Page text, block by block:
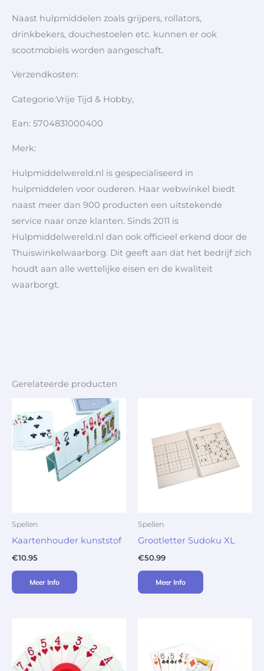
Naast hulpmiddelen zoals grijpers, rollators,
drinkbekers, douchestoelen etc. kunnen er ook
scootmobiels worden aangeschaft.
Verzendkosten:
Categorie:Vrije Tijd & Hobby,
Ean: 5704831000400
Merk:
Hulpmiddelwereld.nl is gespecialiseerd in
hulpmiddelen voor ouderen. Haar webwinkel biedt
naast meer dan 900 producten een uitstekende
service naar onze klanten. Sinds 2011 is
Hulpmiddelwereld.nl dan ook officieel erkend door de
Thuiswinkelwaarborg. Dit geeft aan dat het bedrijf zich
houdt aan alle wettelijke eisen en de kwaliteit
waarborgt.
Gerelateerde producten
Spellen
Kaartenhouder kunststof
€10.95
Meer Info
Spellen
Grootletter Sudoku XL
€50.99
Meer Info